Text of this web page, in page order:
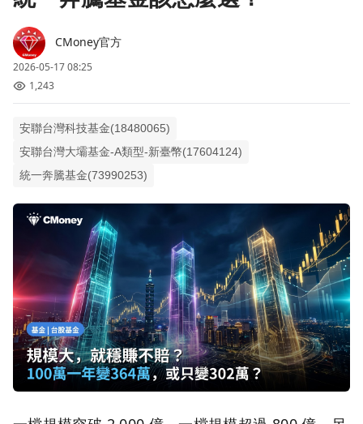
CMoney官方
2026-05-17 08:25
1,243
安聯台灣科技基金(18480065)
安聯台灣大壩基金-A類型-新臺幣(17604124)
統一奔騰基金(73990253)